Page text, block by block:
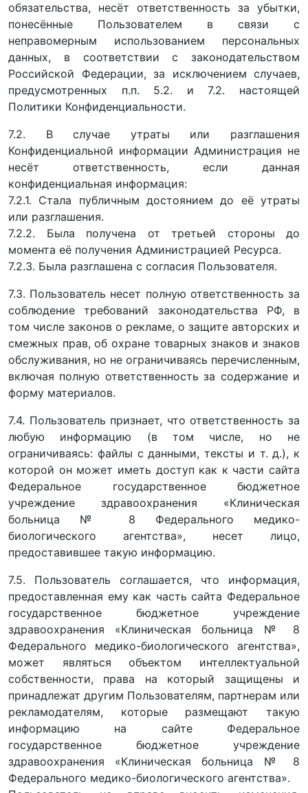
обязательства, несёт ответственность за убытки,
понесённые Пользователем в связи с
неправомерным использованием персональных
данных, в соответствии с законодательством
Российской Федерации, за исключением случаев,
предусмотренных п.п. 5.2. и 7.2. настоящей
Политики Конфиденциальности.
7.2. В случае утраты или разглашения
Конфиденциальной информации Администрация не
несёт ответственность, если данная
конфиденциальная информация:
7.2.1. Стала публичным достоянием до её утраты
или разглашения.
7.2.2. Была получена от третьей стороны до
момента её получения Администрацией Ресурса.
7.2.3. Была разглашена с согласия Пользователя.
7.3. Пользователь несет полную ответственность за
соблюдение требований законодательства РФ, в
том числе законов о рекламе, о защите авторских и
смежных прав, об охране товарных знаков и знаков
обслуживания, но не ограничиваясь перечисленным,
включая полную ответственность за содержание и
форму материалов.
7.4. Пользователь признает, что ответственность за
любую информацию (в том числе, но не
ограничиваясь: файлы с данными, тексты и т. д.), к
которой он может иметь доступ как к части сайта
Федеральное государственное бюджетное
учреждение здравоохранения «Клиническая
больница № 8 Федерального медико-
биологического агентства», несет лицо,
предоставившее такую информацию.
7.5. Пользователь соглашается, что информация,
предоставленная ему как часть сайта Федеральное
государственное бюджетное учреждение
здравоохранения «Клиническая больница № 8
Федерального медико-биологического агентства»,
может являться объектом интеллектуальной
собственности, права на который защищены и
принадлежат другим Пользователям, партнерам или
рекламодателям, которые размещают такую
информацию на сайте Федеральное
государственное бюджетное учреждение
здравоохранения «Клиническая больница № 8
Федерального медико-биологического агентства».